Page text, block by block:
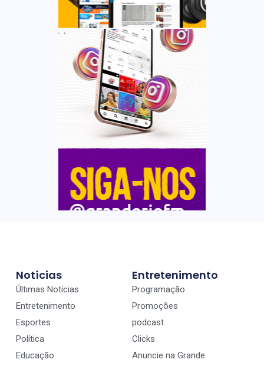
Notícias
Últimas Notícias
Entretenimento
Esportes
Política
Educação
Entretenimento
Programação
Promoções
podcast
Clicks
Anuncie na Grande